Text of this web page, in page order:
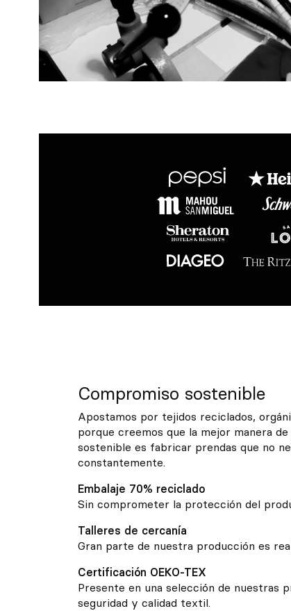
Compromiso sostenible
Apostamos por tejidos reciclados,
porque creemos que la mejor manera
sostenible es fabricar prendas que no
constantemente.
Embalaje 70% reciclado
Sin comprometer la protección del
Talleres de cercanía
Gran parte de nuestra producción es
Certificación OEKO-TEX
Presente en una selección de nuestras
seguridad y calidad textil.